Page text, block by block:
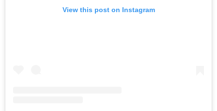
View this post on Instagram